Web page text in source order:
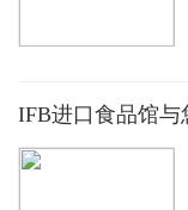
IFB进口食品馆与